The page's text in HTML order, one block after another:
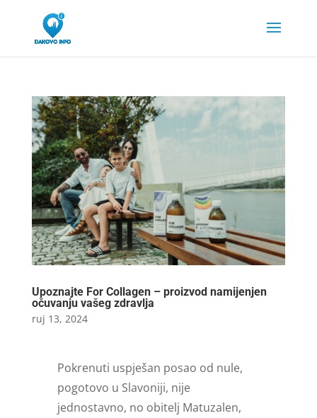
Upoznajte For Collagen – proizvod namijenjen
očuvanju vašeg zdravlja
ruj 13, 2024
Pokrenuti uspješan posao od nule,
pogotovo u Slavoniji, nije
jednostavno, no obitelj Matuzalen,